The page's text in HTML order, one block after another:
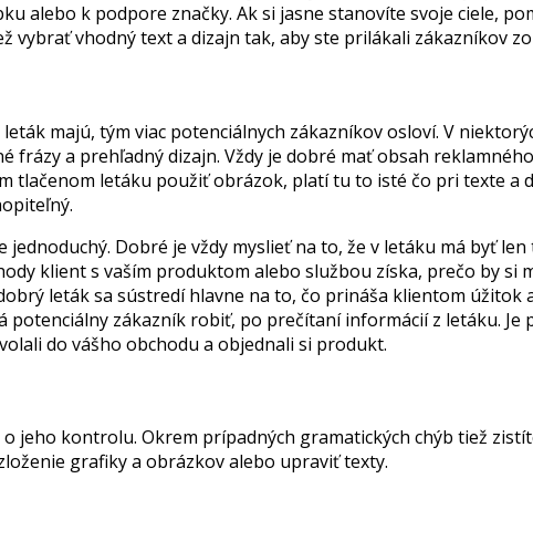
alebo k podpore značky. Ak si jasne stanovíte svoje ciele,
vybrať vhodný text a dizajn tak, aby ste prilákali zákazníkov
majú, tým viac potenciálnych zákazníkov osloví. V
frázy a prehľadný dizajn. Vždy je dobré mať obsah
tlačenom letáku použiť obrázok, platí tu to isté čo pri texte a
Dobré je vždy myslieť na to, že v letáku má byť
klient s vaším produktom alebo službou získa, prečo by si
leták sa sústredí hlavne na to, čo prináša klientom úžitok
potenciálny zákazník robiť, po prečítaní informácií z letáku.
do vášho obchodu a objednali si produkt.
jeho kontrolu. Okrem prípadných gramatických chýb tiež
grafiky a obrázkov alebo upraviť texty.